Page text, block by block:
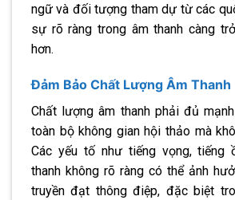
ngữ và đối tượng tham dự từ các
sự rõ ràng trong âm thanh càng
hơn.
Đảm Bảo Chất Lượng Âm Thanh
Chất lượng âm thanh phải đủ
toàn bộ không gian hội thảo mà
Các yếu tố như tiếng vọng, tiếng
thanh không rõ ràng có thể ảnh
truyền đạt thông điệp, đặc biệt